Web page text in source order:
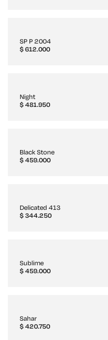
SP P 2004
$612.000
Night
$481.950
Black Stone
$459.000
Delicated 413
$344.250
Sublime
$459.000
Sahar
$420.750